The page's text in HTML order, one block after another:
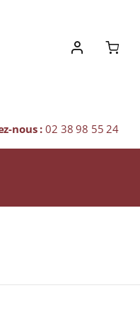
nous :02 38 98 55 24